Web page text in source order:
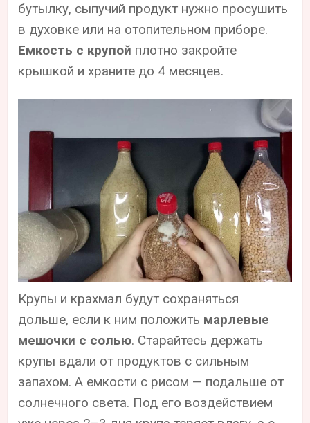
бутылку, сыпучий продукт нужно просушить
в духовке или на отопительном приборе.
Емкость с крупой плотно закройте
крышкой и храните до 4 месяцев.
Крупы и крахмал будут сохраняться
дольше, если к ним положить марлевые
мешочки с солью. Старайтесь держать
крупы вдали от продуктов с сильным
запахом. А емкости с рисом — подальше от
солнечного света. Под его воздействием